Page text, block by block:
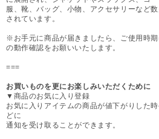
服、靴、バッグ、小物、アクセサリーなど
されています。
※お手元に商品が届きましたら、ご使用時
の動作確認をお願いいたします。
===
お買いものを更にお楽しみいただくために
▼商品のお気に入り登録
お気に入りアイテムの商品が値下がりした
どに
通知を受け取ることができます。